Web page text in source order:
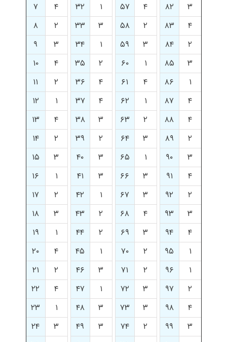
۳
۸۲ ۴ ۵۷ ۱ ۳۲ ۴
۷
۴
۸۳ ۲ ۵۸ ۳ ۳۳ ۲
۸
۲
۸۴ ۳ ۵۹ ۱ ۳۴ ۳
۹
۳
۸۵ ۱ ۶۰ ۲ ۳۵ ۴
۱۰
۱
۸۶ ۴ ۶۱ ۴ ۳۶ ۲
۱۱
۴
۸۷ ۱ ۶۲ ۴ ۳۷ ۱
۱۲
۴
۸۸ ۲ ۶۳ ۳ ۳۸ ۴
۱۳
۲
۸۹ ۳ ۶۴ ۲ ۳۹ ۲
۱۴
۳
۹۰ ۱ ۶۵ ۳ ۴۰ ۳
۱۵
۴
۹۱ ۳ ۶۶ ۳ ۴۱ ۱
۱۶
۲
۹۲ ۳ ۶۷ ۱ ۴۲ ۲
۱۷
۳
۹۳ ۴ ۶۸ ۲ ۴۳ ۳
۱۸
۴
۹۴ ۳ ۶۹ ۲ ۴۴ ۱
۱۹
۱
۹۵ ۲ ۷۰ ۱ ۴۵ ۴
۲۰
۱
۹۶ ۲ ۷۱ ۳ ۴۶ ۲
۲۱
۲
۹۷ ۳ ۷۲ ۱ ۴۷ ۴
۲۲
۴
۹۸ ۳ ۷۳ ۳ ۴۸ ۱
۲۳
۳
۹۹ ۲ ۷۴ ۳ ۴۹ ۳
۲۴